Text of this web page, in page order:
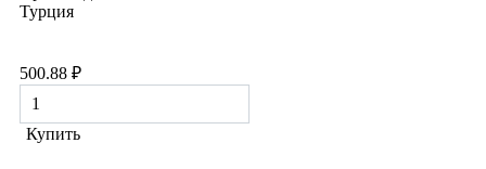
Турция
500.88 ₽
товара
Ручка
Купить